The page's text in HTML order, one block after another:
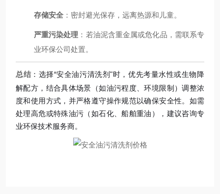
存储安全：密封避光保存，远离热源和儿童。
严重污染处理 ：若油泥含重金属或危化品，需联系专
业环保公司处置。
总结：选择“安全油污清洗剂"时，优先考量水性或生物降
解配方，结合具体场景（如油污程度、环境限制）调整浓
度和使用方式，并严格遵守操作规范以确保安全性。如需
处理高危或特殊油污（如石化、船舶重油），建议咨询专
业环保技术服务商。